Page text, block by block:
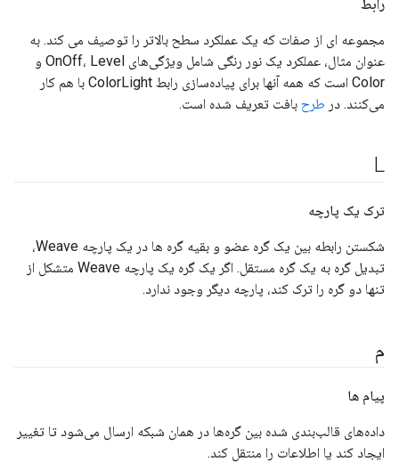
رابط
مجموعه ای از صفات که یک عملکرد سطح بالاتر را توصیف می کند. به
عنوان مثال، عملکرد یک نور رنگی شامل ویژگی‌های OnOff، Level و
Color است که همه آنها برای پیاده‌سازی رابط ColorLight با هم کار
می‌کنند. در طرح بافت تعریف شده است.
L
ترک یک پارچه
شکستن رابطه بین یک گره عضو و بقیه گره ها در یک پارچه Weave،
تبدیل گره به یک گره مستقل. اگر یک گره یک پارچه Weave متشکل از
تنها دو گره را ترک کند، پارچه دیگر وجود ندارد.
م
پیام ها
داده‌های قالب‌بندی شده بین گره‌ها در همان شبکه ارسال می‌شود تا تغییر
ایجاد کند یا اطلاعات را منتقل کند.